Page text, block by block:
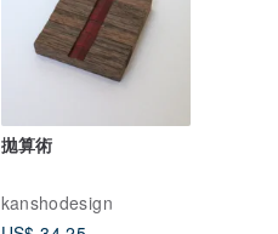
拋算術
kanshodesign